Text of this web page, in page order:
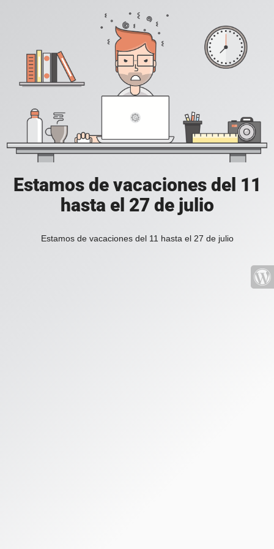
Estamos de vacaciones del 11
hasta el 27 de julio
Estamos de vacaciones del 11 hasta el 27 de julio